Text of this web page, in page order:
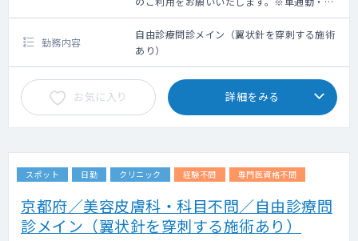
クシー利用要相談
勤務内容
自由診療問診メイン（翼状針を穿刺する施術
あり）
お気に入り 詳細をみる
スポット 日勤 クリニック 経験不問 専門医資格不問
京都府／美容皮膚科・科目不問／自由診療問
診メイン（翼状針を穿刺する施術あり）